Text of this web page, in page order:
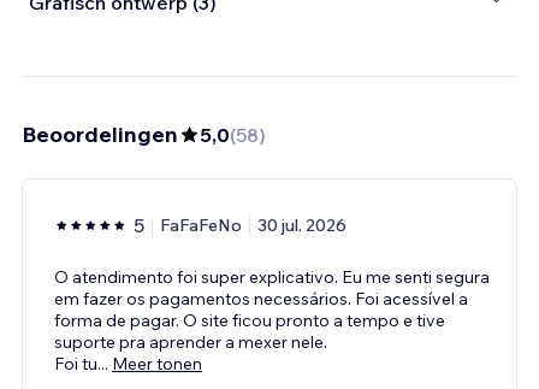
Beoordelingen 5,0(58)
5 FaFaFeNo 30 jul. 2026
O atendimento foi super explicativo. Eu me senti segura
em fazer os pagamentos necessários. Foi acessível a
forma de pagar. O site ficou pronto a tempo e tive
suporte pra aprender a mexer nele.
Foi tu... Meer tonen